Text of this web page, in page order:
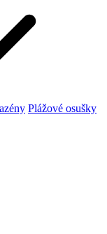
Plážové osušky